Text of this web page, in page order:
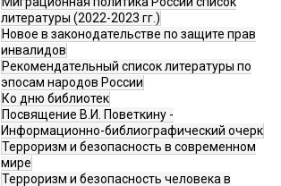
литературы (2022-2023 гг.)
Новое в законодательстве по защите прав
инвалидов
Рекомендательный список литературы по
эпосам народов России
Ко дню библиотек
Посвящение В.И. Поветкину -
Информационно-библиографический очерк
Терроризм и безопасность в современном
мире
Терроризм и безопасность человека в